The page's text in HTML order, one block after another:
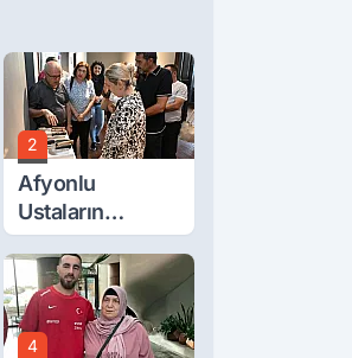
2
Afyonlu
Ustaların
Eserleri
Görücüye Çıktı
4